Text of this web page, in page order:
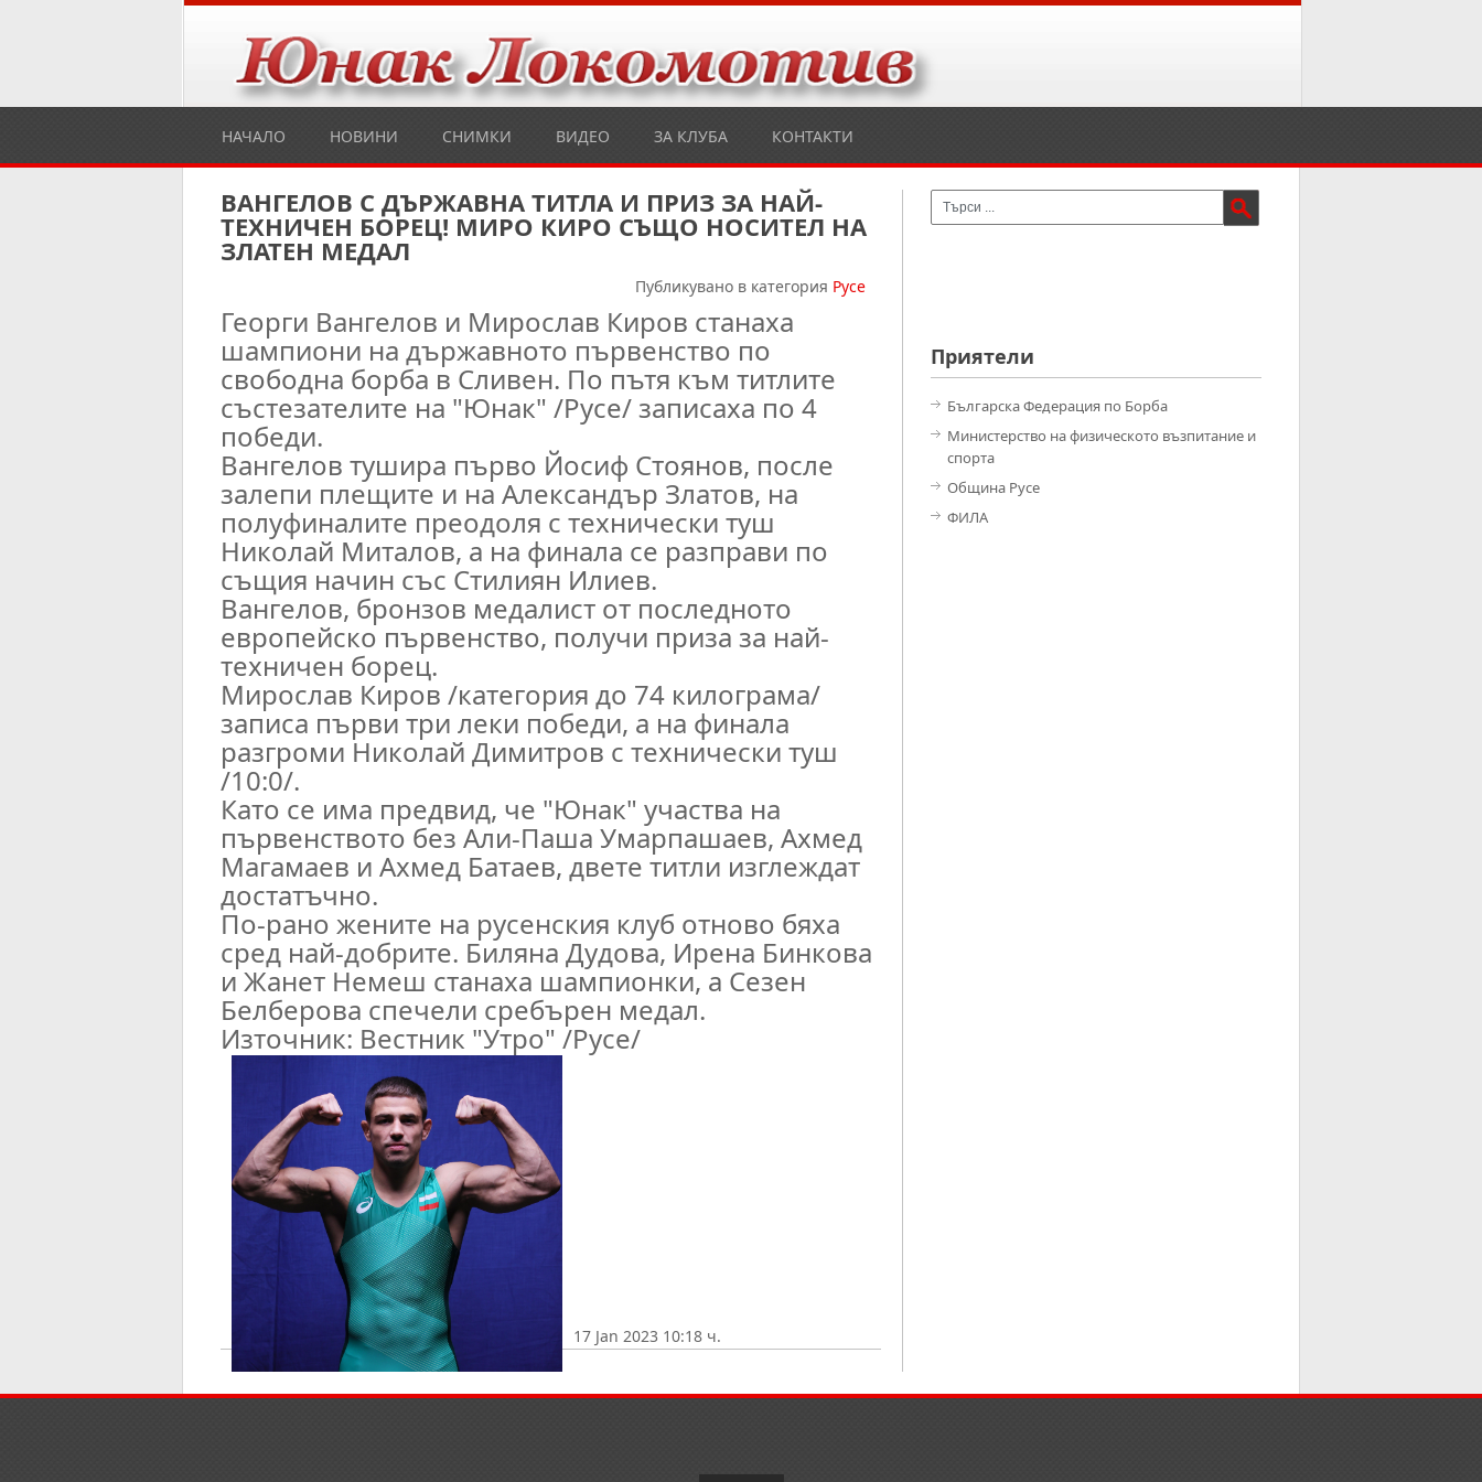
НАЧАЛО НОВИНИ СНИМКИ ВИДЕО ЗА КЛУБА КОНТАКТИ
ВАНГЕЛОВ С ДЪРЖАВНА ТИТЛА И ПРИЗ ЗА НАЙ-
ТЕХНИЧЕН БОРЕЦ! МИРО КИРО СЪЩО НОСИТЕЛ НА
ЗЛАТЕН МЕДАЛ
Публикувано в категория Русе
Георги Вангелов и Мирослав Киров станаха
шампиони на държавното първенство по
свободна борба в Сливен. По пътя към титлите
състезателите на "Юнак" /Русе/ записаха по 4
победи.
Вангелов тушира първо Йосиф Стоянов, после
залепи плещите и на Александър Златов, на
полуфиналите преодоля с технически туш
Николай Миталов, а на финала се разправи по
същия начин със Стилиян Илиев.
Вангелов, бронзов медалист от последното
европейско първенство, получи приза за най-
техничен борец.
Мирослав Киров /категория до 74 килограма/
записа първи три леки победи, а на финала
разгроми Николай Димитров с технически туш
/10:0/.
Като се има предвид, че "Юнак" участва на
първенството без Али-Паша Умарпашаев, Ахмед
Магамаев и Ахмед Батаев, двете титли изглеждат
достатъчно.
По-рано жените на русенския клуб отново бяха
сред най-добрите. Биляна Дудова, Ирена Бинкова
и Жанет Немеш станаха шампионки, а Сезен
Белберова спечели сребърен медал.
Източник: Вестник "Утро" /Русе/
17 Jan 2023 10:18 ч.
Приятели
Българска Федерация по Борба
Министерство на физическото възпитание и
спорта
Община Русе
ФИЛА